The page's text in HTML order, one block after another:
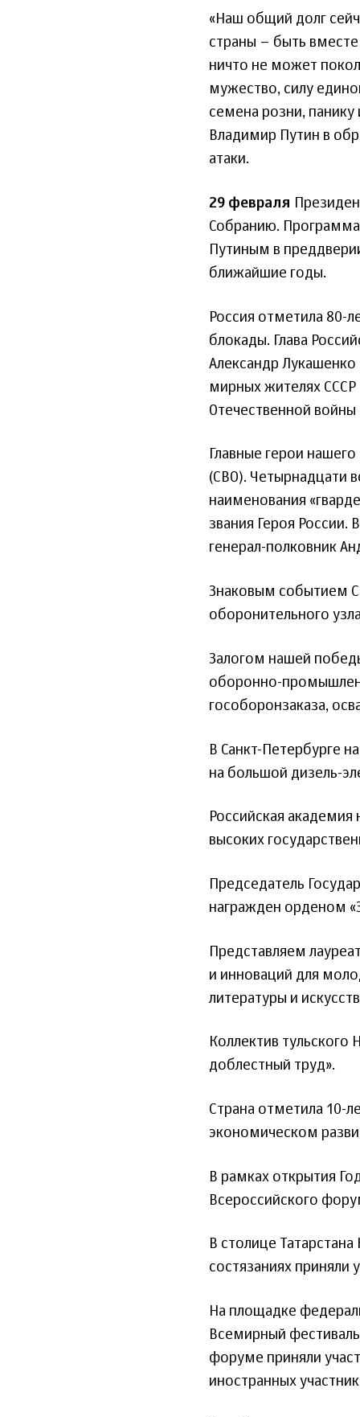
«Наш общий долг
страны – быть
ничто не может
мужество, силу
семена розни,
Владимир Путин в
атаки.
29 февраля
Собранию. Программа
Путиным в
ближайшие годы.
Россия отметила 80-
блокады. Глава
Александр
мирных жителях СССР
Отечественной войны
Главные герои
(СВО). Четырнадцати
наименования
звания Героя России.
генерал-полковник
Знаковым событием
оборонительного
Залогом нашей
оборонно-
гособоронзаказа,
В Санкт-Петербурге
на большой дизель-
Российская
высоких
Председатель
награжден орденом
Представляем
и инноваций для
литературы и
Коллектив
доблестный труд».
Страна отметила 10-
экономическом
В рамках открытия
Всероссийского
В столице
состязаниях приняли
На площадке
Всемирный
форуме приняли
иностранных